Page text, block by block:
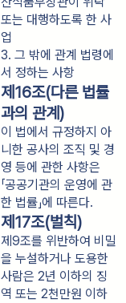
또는 대행하도록 한 사
업
3. 그 밖에 관계 법령에
서 정하는 사항
제16조(다른 법률
과의 관계)
이 법에서 규정하지 아
니한 공사의 조직 및 경
영 등에 관한 사항은
「공공기관의 운영에 관
한 법률」에 따른다.
제17조(벌칙)
제9조를 위반하여 비밀
을 누설하거나 도용한
사람은 2년 이하의 징
역 또는 2천만원 이하